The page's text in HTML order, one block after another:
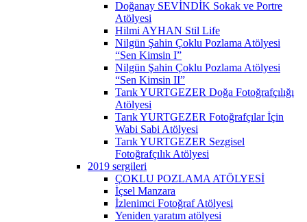
Doğanay SEVİNDİK Sokak ve Portre
Atölyesi
Hilmi AYHAN Stil Life
Nilgün Şahin Çoklu Pozlama Atölyesi
“Sen Kimsin I”
Nilgün Şahin Çoklu Pozlama Atölyesi
“Sen Kimsin II”
Tarık YURTGEZER Doğa Fotoğrafçılığı
Atölyesi
Tarık YURTGEZER Fotoğrafçılar İçin
Wabi Sabi Atölyesi
Tarık YURTGEZER Sezgisel
Fotoğrafçılık Atölyesi
2019 sergileri
ÇOKLU POZLAMA ATÖLYESİ
İçsel Manzara
İzlenimci Fotoğraf Atölyesi
Yeniden yaratım atölyesi